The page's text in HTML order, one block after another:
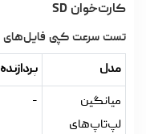
کارت‌خوان SD
تست سرعت کپی فایل‌های JPG (متوسط سه بار اجرا)
مدل
پردازنده
میانگین
لپ‌تاپ‌های
-